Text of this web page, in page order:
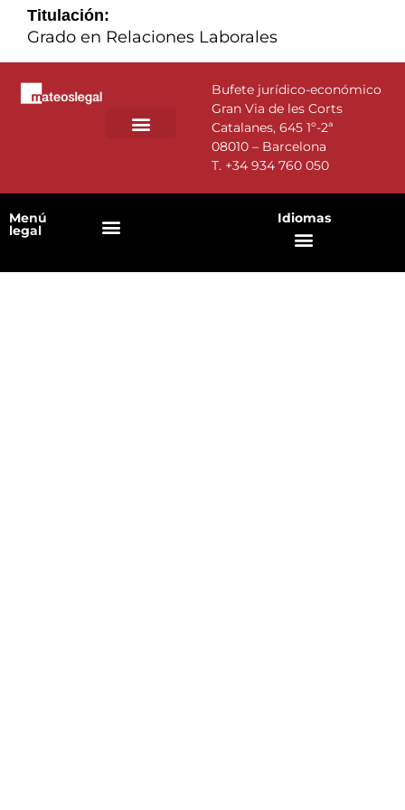
Titulación:
Grado en Relaciones Laborales
Bufete jurídico-económico
Gran Via de les Corts
Catalanes, 645 1º-2ª
08010 – Barcelona
T. +34 934 760 050
Menú
legal
Idiomas